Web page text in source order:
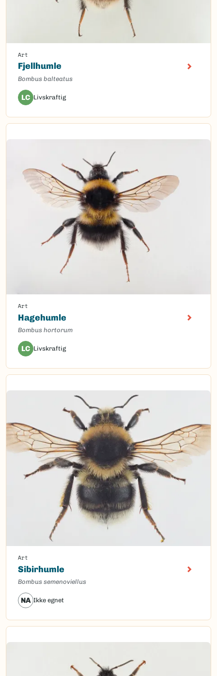
Art
Fjellhumle
Bombus balteatus
LC Livskraftig
Art
Hagehumle
Bombus hortorum
LC Livskraftig
Art
Sibirhumle
Bombus semenoviellus
NA Ikke egnet